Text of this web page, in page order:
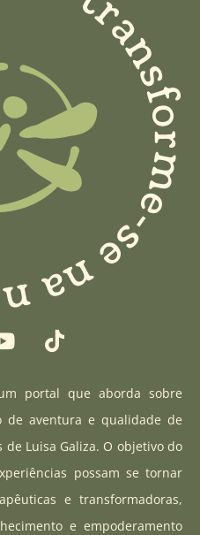
Y
o
t
u
b
T
i
t
o
k
portal que aborda sobre
de aventura e qualidade de
Luisa Galiza. O objetivo do
possam se tornar
e transformadoras,
e empoderamento